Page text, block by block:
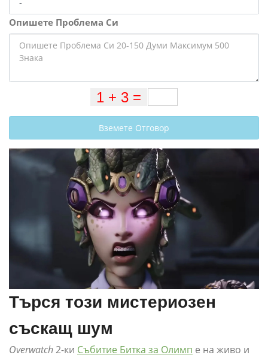
Опишете Проблема Си
Вземете Отговор
Търся този мистериозен
съскащ шум
Overwatch2-ки Събитие Битка за Олимп е на живо и